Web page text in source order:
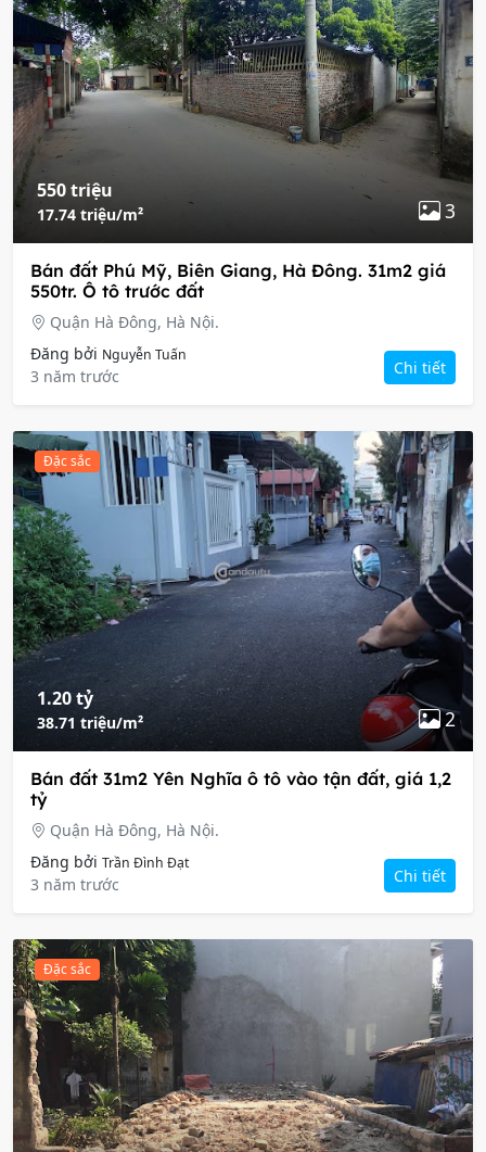
550 triệu
17.74 triệu/m² 3
Bán đất Phú Mỹ, Biên Giang, Hà Đông. 31m2 giá
550tr. Ô tô trước đất
Quận Hà Đông, Hà Nội.
Đăng bởi Nguyễn Tuấn
3 năm trước Chi tiết
Đặc sắc
1.20 tỷ
38.71 triệu/m² 2
Bán đất 31m2 Yên Nghĩa ô tô vào tận đất, giá 1,2
tỷ
Quận Hà Đông, Hà Nội.
Đăng bởi Trần Đình Đạt
3 năm trước Chi tiết
Đặc sắc